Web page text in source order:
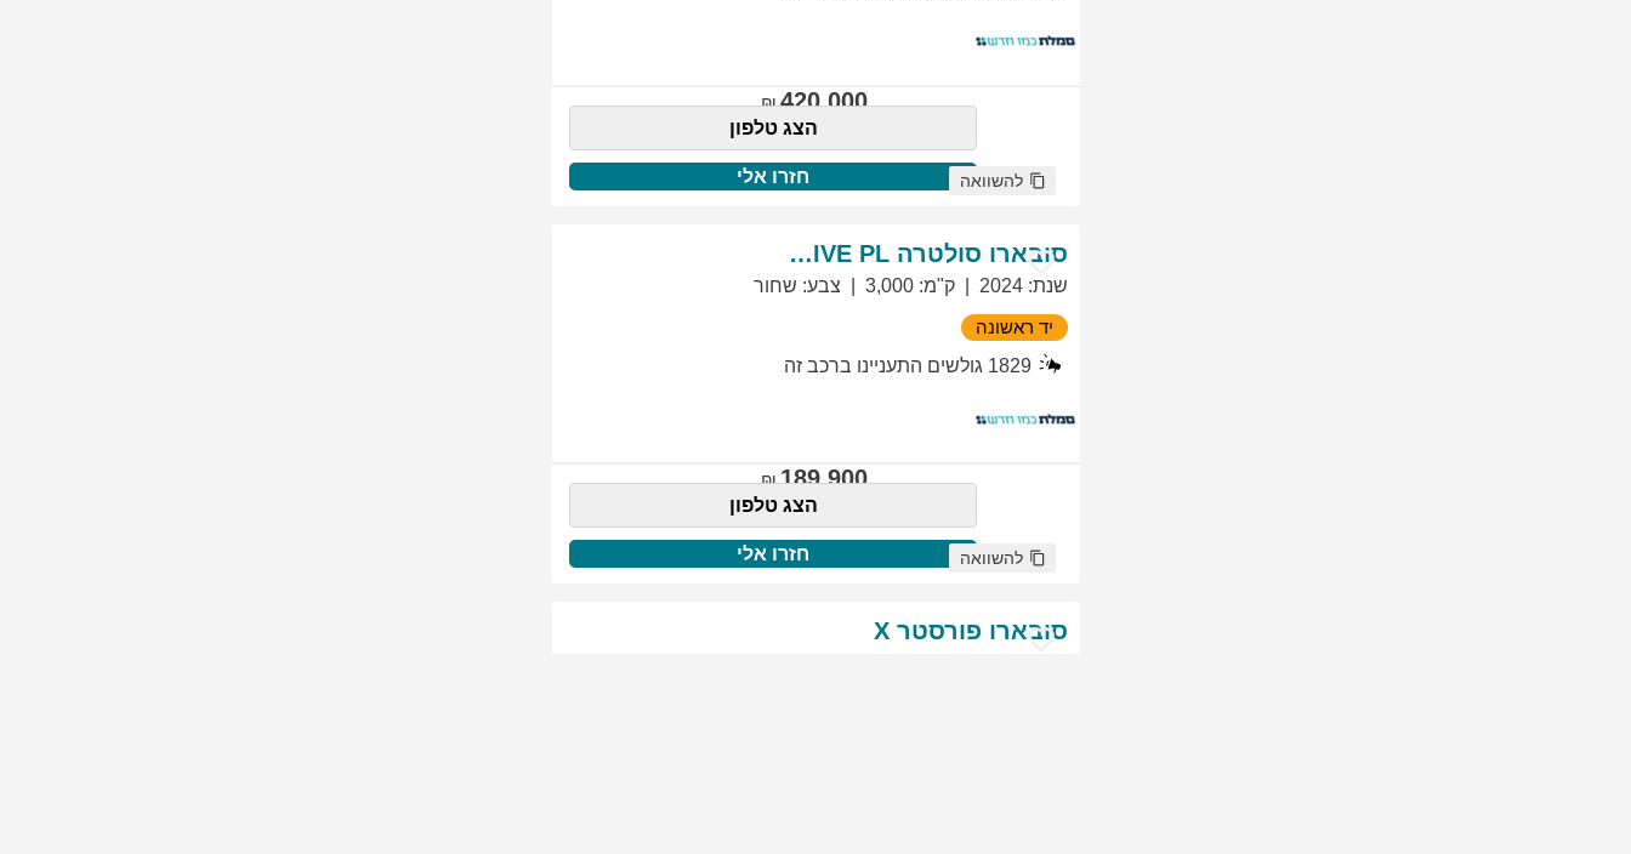
420,000
הצג טלפון
חזרו אלי להשוואה
סובארו סולטרה EXCLUSIVE PL
שנת:
2024 ק"מ:
3,000 צבע: שחור
יד ראשונה
1829 גולשים התעניינו ברכב זה
189,900
הצג טלפון
חזרו אלי להשוואה
סובארו פורסטר X